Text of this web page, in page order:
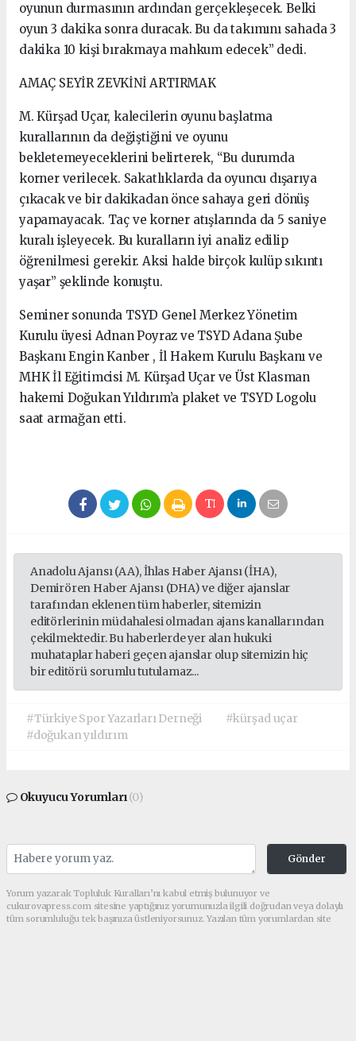
oyunun durmasının ardından gerçekleşecek. Belki
oyun 3 dakika sonra duracak. Bu da takımını sahada 3
dakika 10 kişi bırakmaya mahkum edecek” dedi.
AMAÇ SEYİR ZEVKİNİ ARTIRMAK
M. Kürşad Uçar, kalecilerin oyunu başlatma
kurallarının da değiştiğini ve oyunu
bekletemeyeceklerini belirterek, “Bu durumda
korner verilecek. Sakatlıklarda da oyuncu dışarıya
çıkacak ve bir dakikadan önce sahaya geri dönüş
yapamayacak. Taç ve korner atışlarında da 5 saniye
kuralı işleyecek. Bu kuralların iyi analiz edilip
öğrenilmesi gerekir. Aksi halde birçok kulüp sıkıntı
yaşar” şeklinde konuştu.
Seminer sonunda TSYD Genel Merkez Yönetim
Kurulu üyesi Adnan Poyraz ve TSYD Adana Şube
Başkanı Engin Kanber , İl Hakem Kurulu Başkanı ve
MHK İl Eğitimcisi M. Kürşad Uçar ve Üst Klasman
hakemi Doğukan Yıldırım’a plaket ve TSYD Logolu
saat armağan etti.
Anadolu Ajansı (AA), İhlas Haber Ajansı (İHA),
Demirören Haber Ajansı (DHA) ve diğer ajanslar
tarafından eklenen tüm haberler, sitemizin
editörlerinin müdahalesi olmadan ajans kanallarından
çekilmektedir. Bu haberlerde yer alan hukuki
muhataplar haberi geçen ajanslar olup sitemizin hiç
bir editörü sorumlu tutulamaz...
#Türkiye Spor Yazarları Derneği
#kürşad uçar
#doğukan yıldırım
Okuyucu Yorumları(0)
Gönder
Yorum yazarak Topluluk Kuralları’nı kabul etmiş bulunuyor ve
cukurovapress.com sitesine yaptığınız yorumunuzla ilgili doğrudan veya dolaylı
tüm sorumluluğu tek başınıza üstleniyorsunuz. Yazılan tüm yorumlardan site